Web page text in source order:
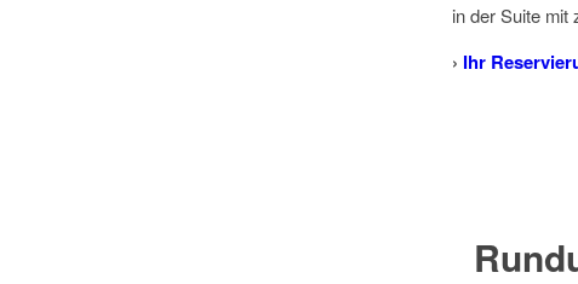
in der Suite mit
› Ihr